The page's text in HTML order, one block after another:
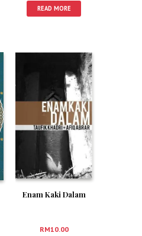
READ MORE
Enam Kaki Dalam
RM10.00